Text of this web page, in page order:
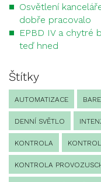
Osvětlení
dobře pracovalo
EPBD IV a chytré
teď hned
Štítky
AUTOMATIZACE
DENNÍ SVĚTLO
KONTROLA
KONTROLA